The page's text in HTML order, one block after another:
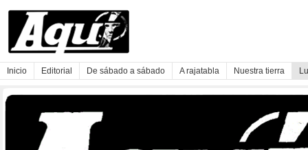
Inicio Editorial De sábado a sábado A rajatabla Nuestra tierra